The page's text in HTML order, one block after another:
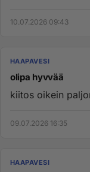
10.07.2026 09:43
HAAPAVESI
olipa hyvvää
kiitos oikein
09.07.2026 16:35
HAAPAVESI